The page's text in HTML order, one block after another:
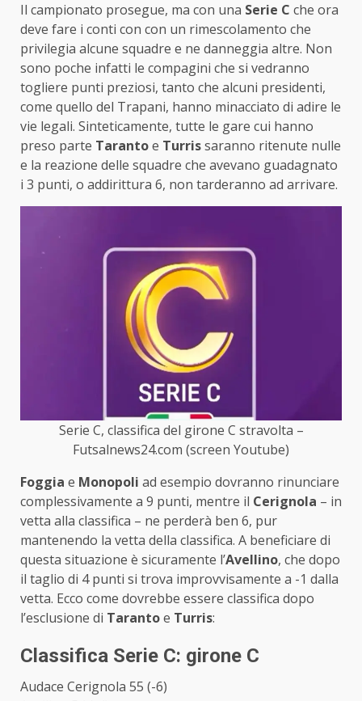
Il campionato prosegue, ma con una Serie C che ora
deve fare i conti con con un rimescolamento che
privilegia alcune squadre e ne danneggia altre. Non
sono poche infatti le compagini che si vedranno
togliere punti preziosi, tanto che alcuni presidenti,
come quello del Trapani, hanno minacciato di adire le
vie legali. Sinteticamente, tutte le gare cui hanno
preso parte Tarantoe Turrissaranno ritenute nulle
e la reazione delle squadre che avevano guadagnato
i 3 punti, o addirittura 6, non tarderanno ad arrivare.
Serie C, classifica del girone C stravolta –
Futsalnews24.com (screen Youtube)
Foggia e Monopoli ad esempio dovranno rinunciare
complessivamente a 9 punti, mentre il Cerignola – in
vetta alla classifica – ne perderà ben 6, pur
mantenendo la vetta della classifica. A beneficiare di
questa situazione è sicuramente l’Avellino, che dopo
il taglio di 4 punti si trova improvvisamente a -1 dalla
vetta. Ecco come dovrebbe essere classifica dopo
l’esclusione di Tarantoe Turris:
Classifica Serie C: girone C
Audace Cerignola 55 (-6)